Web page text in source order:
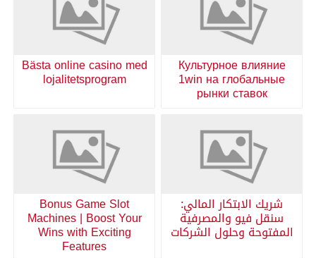
Культурное влияние
1win на глобальные
рынки ставок
Bästa online casino med
lojalitetsprogram
شريك الابتكار المالي:
سنقل فيو والمصرفية
المفتوحة وحلول الشركات
Bonus Game Slot
Machines | Boost Your
Wins with Exciting
Features